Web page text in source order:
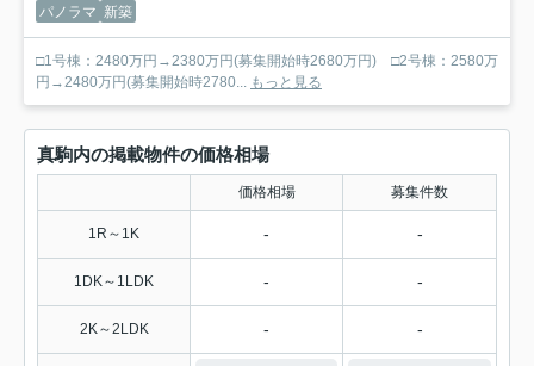
パノラマ 新築
□1号棟：2480万円→2380万円(募集開始時2680万円) □2号棟：2580万
円→2480万円(募集開始時2780... もっと見る
真駒内の掲載物件の価格相場
価格相場 募集件数
1R～1K - -
1DK～1LDK - -
2K～2LDK - -